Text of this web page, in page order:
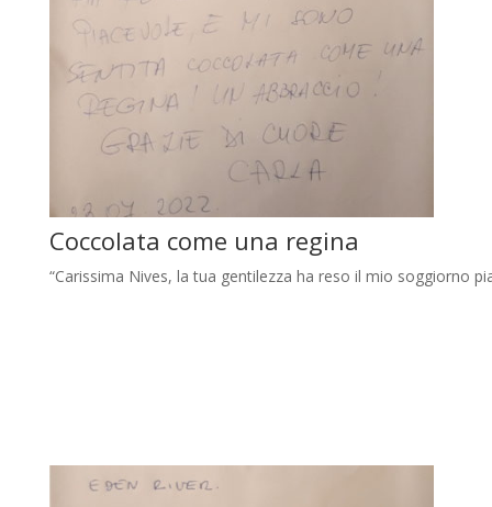
Coccolata come una regina
“Carissima Nives, la tua gentilezza ha reso il mio soggiorno